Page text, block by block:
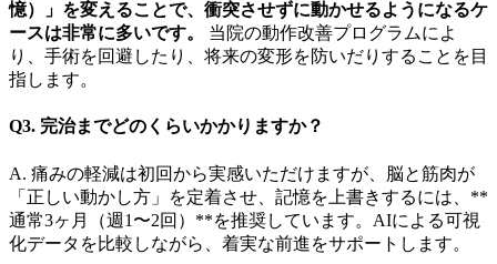
憶）」を変えることで、衝突させずに動かせるようになるケ
ースは非常に多いです。
当院の動作改善プログラムによ
り、手術を回避したり、将来の変形を防いだりすることを目
指します。
Q3. 完治までどのくらいかかりますか？
A. 痛みの軽減は初回から実感いただけますが、脳と筋肉が
「正しい動かし方」を定着させ、記憶を上書きするには、**
通常3ヶ月（週1〜2回）**を推奨しています。AIによる可視
化データを比較しながら、着実な前進をサポートします。